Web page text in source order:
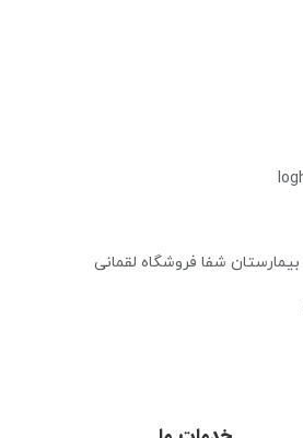
شفا فروشگاه لقمانی